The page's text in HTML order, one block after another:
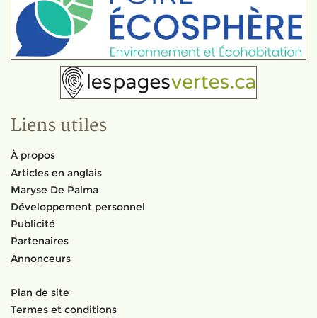
Liens utiles
À propos
Articles en anglais
Maryse De Palma
Développement personnel
Publicité
Partenaires
Annonceurs
Plan de site
Termes et conditions